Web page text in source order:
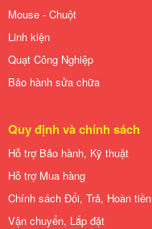
Mouse - Chuột
Linh kiện
Quạt Công Nghiệp
Bảo hành sửa chữa
Quy định và chính sách
Hỗ trợ Bảo hành, Kỹ thuật
Hỗ trợ Mua hàng
Chính sách Đổi, Trả, Hoàn tiền
Vận chuyển, Lắp đặt